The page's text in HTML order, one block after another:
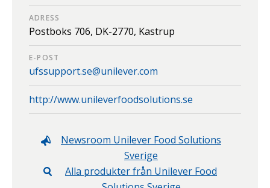
ADRESS
Postboks 706, DK-2770, Kastrup
E-POST
ufssupport.se@unilever.com
http://www.unileverfoodsolutions.se
Newsroom Unilever Food Solutions
Sverige
Alla produkter från Unilever Food